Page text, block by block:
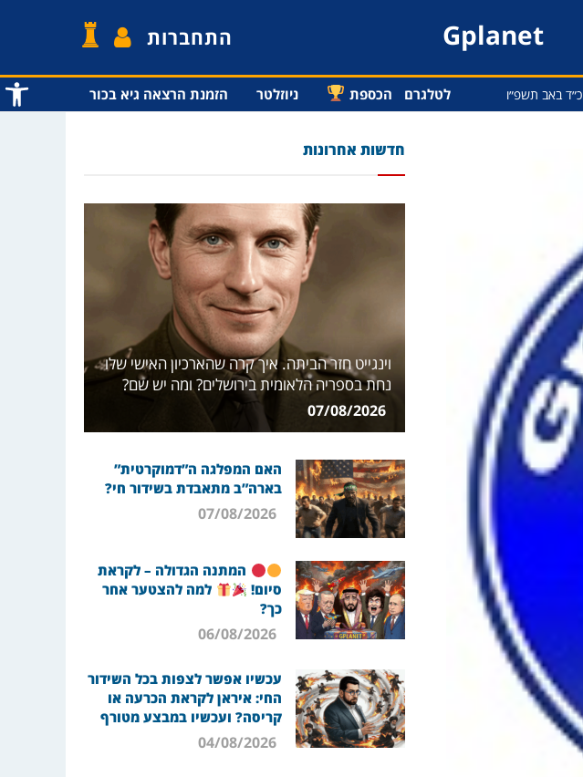
פתח
Gplanet התחברות
כ״ד באב תשפ״ו לטלגרם הכספת ניוזלטר הזמנת הרצאה גיא בכור
חדשות אחרונות
וינגייט חזר הביתה. איך קרה שהארכיון האישי שלו
נחת בספריה הלאומית בירושלים? ומה יש שם?
07/08/2026
האם המפלגה ה”דמוקרטית”
בארה”ב מתאבדת בשידור חי?
07/08/2026
המתנה הגדולה – לקראת
סיום!
למה להצטער אחר
כך?
06/08/2026
עכשיו אפשר לצפות בכל השידור
החי: איראן לקראת הכרעה או
קריסה? ועכשיו במבצע מטורף
04/08/2026